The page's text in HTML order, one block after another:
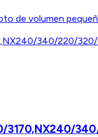
3170,NX240/